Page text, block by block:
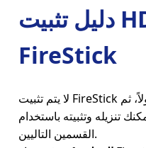
دليل تثبيت HD Streamz على
FireStick
لا يتم تثبيت FireStick مباشرةً، بل يجب تنزيله كاملاً أولاً، ثم
تنزيله وتثبيته باستخدام
القسمين التاليين.